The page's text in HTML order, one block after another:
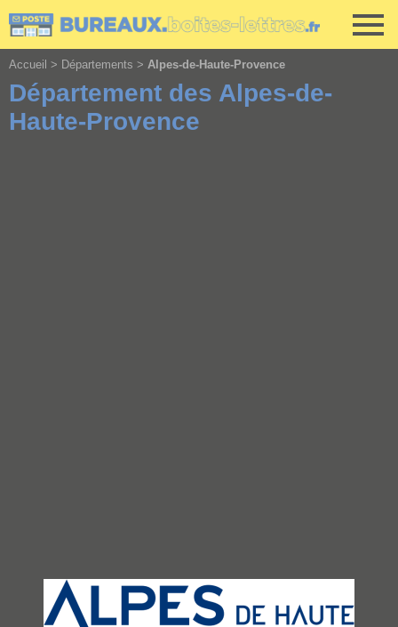
Accueil > Départements > Alpes-de-Haute-Provence
Département des Alpes-de-
Haute-Provence